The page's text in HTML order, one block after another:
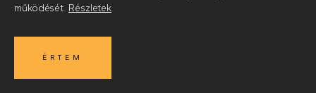
működését. Részletek
ÉRTEM